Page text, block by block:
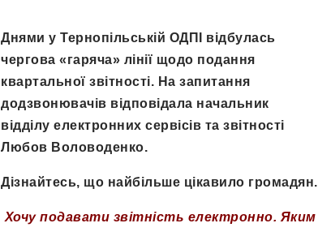
Днями у Тернопільській ОДПІ відбулась
чергова «гаряча» лінії щодо подання
квартальної звітності. На запитання
додзвонювачів відповідала начальник
відділу електронних сервісів та звітності
Любов Воловоденко.
Дізнайтесь, що найбільше цікавило громадян.
Хочу подавати звітність електронно. Яким